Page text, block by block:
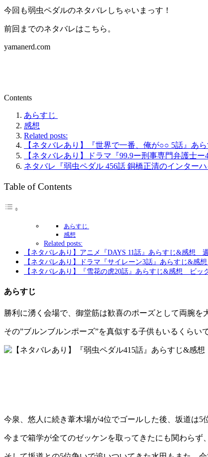
今回も弱虫ペダルのネタバレしちゃいまっす！
前回までのネタバレはこちら。
yamanerd.com
Contents
あらすじ
感想
Related posts:
【ネタバレあり】『世界で一番、俺が○○ 5話』
【ネタバレあり】ドラマ『99.9ー刑事専門弁護
ネタバレ『弱虫ペダル 456話 銅橋正清のインター
Table of Contents
あらすじ
感想
Related posts:
【ネタバレあり】アニメ『DAYS 11話』あらすじ&感想
【ネタバレあり】ドラマ『サイレーン3話』あらすじ&
【ネタバレあり】『雪花の虎20話』あらすじ&感想 ビ
あらすじ
勝利に湧く会場で、御堂筋は歓喜のポーズとして両腕を
その”ブルンブルンポーズ”を真似する子供もいるくらい
今泉、悠人に続き葦木場が4位でゴールした後、坂道は
今まで箱学が全てのゼッケンを取ってきたにも関わらず